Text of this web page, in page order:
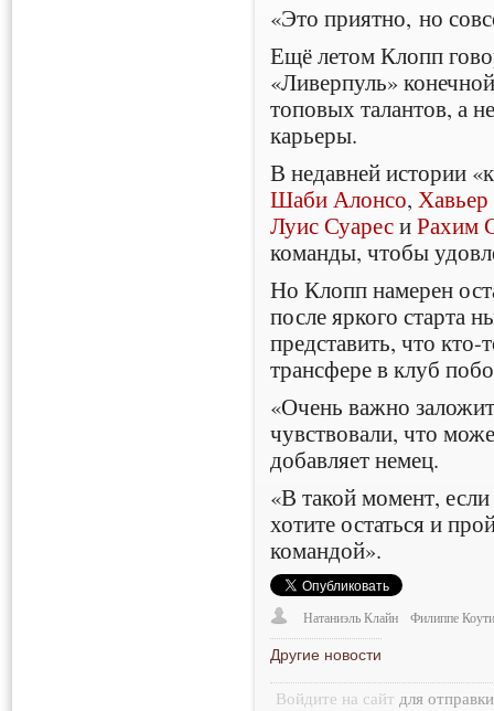
«Это приятно, но
Ещё летом Клопп
«Ливерпуль»
топовых талантов, а
карьеры.
В недавней истории
Шаби Алонсо,
Луис СуаресиРахим
команды, чтобы
Но Клопп намерен
после яркого старта
представить, что кто-
трансфере в клуб
«Очень важно
чувствовали, что
добавляет немец.
«В такой момент,
хотите остаться и
командой».
Натаниэль Клайн Филиппе
Другие новости
Войдите на сайт для